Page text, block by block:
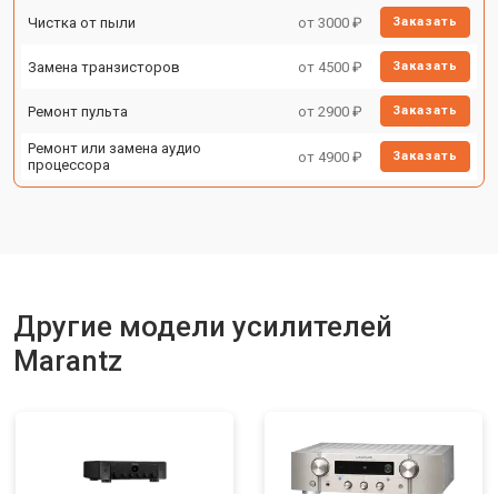
Чистка от пыли от 3000 ₽ Заказать
Замена транзисторов от 4500 ₽ Заказать
Ремонт пульта от 2900 ₽ Заказать
Ремонт или замена аудио
процессора
от 4900 ₽ Заказать
Другие модели усилителей
Marantz